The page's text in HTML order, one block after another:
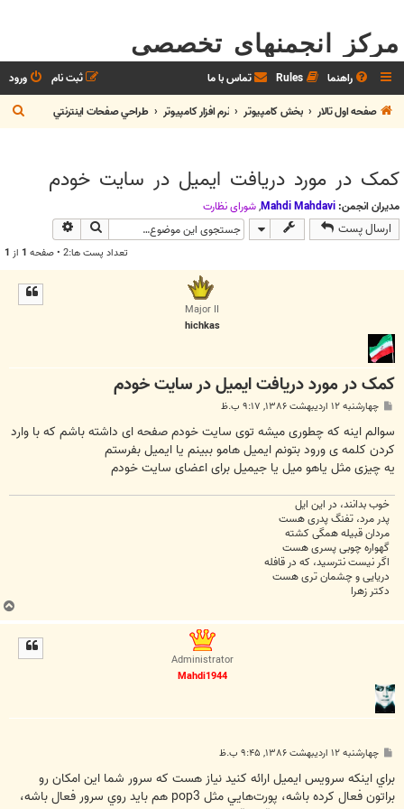
مرکز انجمنهای تخصصی
راهنما Rules تماس با ما ورود
ثبت نام
صفحه اول تالار
بخش كامپيوتر نرم افزار كامپيوتر طراحي صفحات اينترنتي
س
کمک در مورد دريافت ايميل در سايت خودم
مدیران انجمن: Mahdi Mahdavi
,شوراي نظارت
ارسال پست جستجو
تعداد پست ها:2 • صفحه 1 از 1
Major II
hichkas
کمک در مورد دريافت ايميل در سايت خودم
س
ت
چهارشنبه ۱۲ اردیبهشت ۱۳۸۶, ۹:۱۷ ب.ظ
سوالم اینه که چطوری میشه توی سایت خودم صفحه ای داشته باشم که با وارد
کردن کلمه ی ورود بتونم ایمیل هامو ببینم یا ایمیل بفرستم
یه چیزی مثل یاهو میل یا جیمیل برای اعضای سایت خودم
خوب بدانند، در این ایل
پدر مرد، تفنگ پدری هست
مردان قبیله همگی کشته
گهواره چوبی پسری هست
اگر نیست نترسید، که در قافله
دریایی و چشمان تری هست
دکتر زهرا
Administrator
Mahdi1944
س
ت
چهارشنبه ۱۲ اردیبهشت ۱۳۸۶, ۹:۴۵ ب.ظ
براي اينکه سرويس ايميل ارائه کنيد نياز هست که سرور شما اين امکان رو
براتون فعال کرده باشه، پورت‌هايي مثل pop3 هم بايد روي سرور فعال باشه،